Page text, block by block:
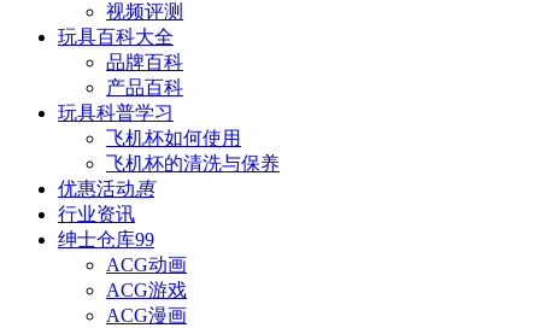
视频评测
玩具百科大全
品牌百科
产品百科
玩具科普学习
飞机杯如何使用
飞机杯的清洗与保养
优惠活动惠
行业资讯
绅士仓库99
ACG动画
ACG游戏
ACG漫画